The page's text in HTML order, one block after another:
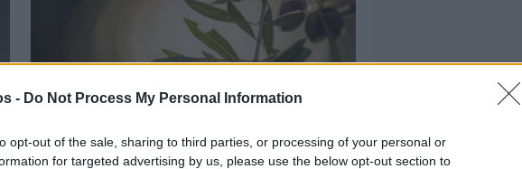
- Do Not Process My Personal Information
opt-out of the sale, sharing to third parties, or processing of your personal or
for targeted advertising by us, please use the below opt-out section to